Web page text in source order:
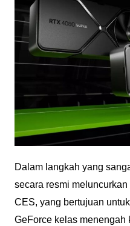
Dalam langkah yang
secara resmi meluncurkan
CES, yang bertujuan
GeForce kelas menengah